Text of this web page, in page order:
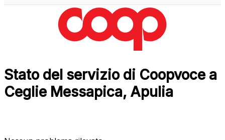
Stato del servizio di Coopvoce a
Ceglie Messapica, Apulia